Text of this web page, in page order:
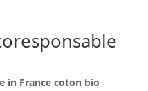
in France coton bio